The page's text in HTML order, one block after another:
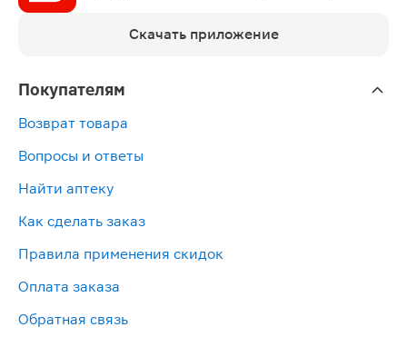
Скачать приложение
Покупателям
Возврат товара
Вопросы и ответы
Найти аптеку
Как сделать заказ
Правила применения скидок
Оплата заказа
Обратная связь